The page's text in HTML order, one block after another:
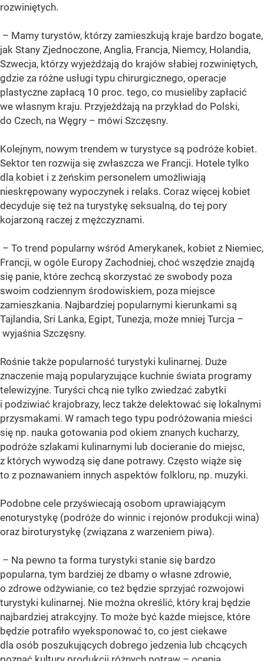
rozwiniętych.
– Mamy turystów, którzy zamieszkują kraje bardzo bogate,
jak Stany Zjednoczone, Anglia, Francja, Niemcy, Holandia,
Szwecja, którzy wyjeżdżają do krajów słabiej rozwiniętych,
gdzie za różne usługi typu chirurgicznego, operacje
plastyczne zapłacą 10 proc. tego, co musieliby zapłacić
we własnym kraju. Przyjeżdżają na przykład do Polski,
do Czech, na Węgry – mówi Szczęsny.
Kolejnym, nowym trendem w turystyce są podróże kobiet.
Sektor ten rozwija się zwłaszcza we Francji. Hotele tylko
dla kobiet i z żeńskim personelem umożliwiają
nieskrępowany wypoczynek i relaks. Coraz więcej kobiet
decyduje się też na turystykę seksualną, do tej pory
kojarzoną raczej z mężczyznami.
– To trend popularny wśród Amerykanek, kobiet z Niemiec,
Francji, w ogóle Europy Zachodniej, choć wszędzie znajdą
się panie, które zechcą skorzystać ze swobody poza
swoim codziennym środowiskiem, poza miejsce
zamieszkania. Najbardziej popularnymi kierunkami są
Tajlandia, Sri Lanka, Egipt, Tunezja, może mniej Turcja –
wyjaśnia Szczęsny.
Rośnie także popularność turystyki kulinarnej. Duże
znaczenie mają popularyzujące kuchnie świata programy
telewizyjne. Turyści chcą nie tylko zwiedzać zabytki
i podziwiać krajobrazy, lecz także delektować się lokalnymi
przysmakami. W ramach tego typu podróżowania mieści
się np. nauka gotowania pod okiem znanych kucharzy,
podróże szlakami kulinarnymi lub docieranie do miejsc,
z których wywodzą się dane potrawy. Często wiąże się
to z poznawaniem innych aspektów folkloru, np. muzyki.
Podobne cele przyświecają osobom uprawiającym
enoturystykę (podróże do winnic i rejonów produkcji wina)
oraz biroturystykę (związana z warzeniem piwa).
– Na pewno ta forma turystyki stanie się bardzo
popularna, tym bardziej że dbamy o własne zdrowie,
o zdrowe odżywianie, co też będzie sprzyjać rozwojowi
turystyki kulinarnej. Nie można określić, który kraj będzie
najbardziej atrakcyjny. To może być każde miejsce, które
będzie potrafiło wyeksponować to, co jest ciekawe
dla osób poszukujących dobrego jedzenia lub chcących